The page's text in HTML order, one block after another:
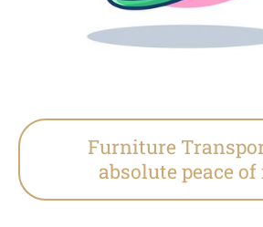
Furniture
absolute peace